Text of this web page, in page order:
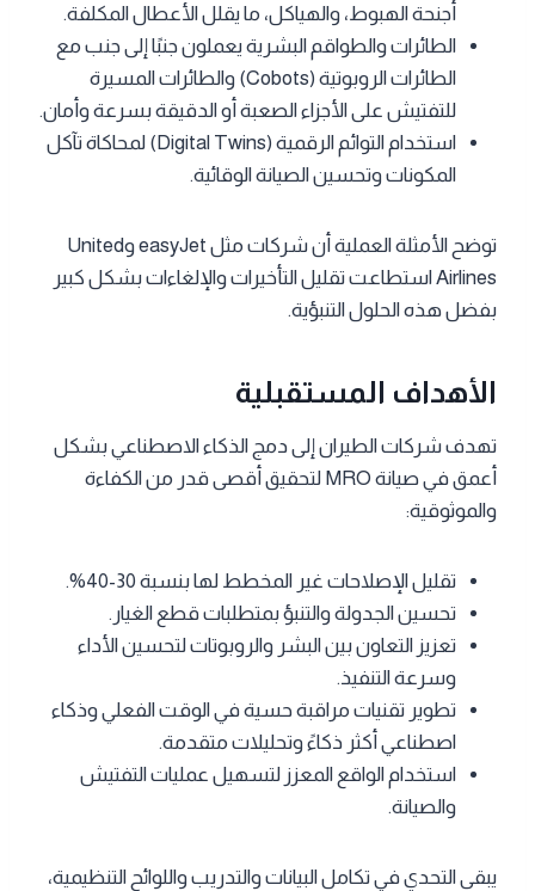
أجنحة الهبوط، والهياكل، ما يقلل الأعطال المكلفة.
الطائرات والطواقم البشرية يعملون جنبًا إلى جنب مع
الطائرات الروبوتية (Cobots) والطائرات المسيرة
للتفتيش على الأجزاء الصعبة أو الدقيقة بسرعة وأمان.
استخدام التوائم الرقمية (Digital Twins) لمحاكاة تآكل
المكونات وتحسين الصيانة الوقائية.
توضح الأمثلة العملية أن شركات مثل easyJet وUnited
Airlines استطاعت تقليل التأخيرات والإلغاءات بشكل كبير
بفضل هذه الحلول التنبؤية.
الأهداف المستقبلية
تهدف شركات الطيران إلى دمج الذكاء الاصطناعي بشكل
أعمق في صيانة MRO لتحقيق أقصى قدر من الكفاءة
والموثوقية:
تقليل الإصلاحات غير المخطط لها بنسبة 30-40%.
تحسين الجدولة والتنبؤ بمتطلبات قطع الغيار.
تعزيز التعاون بين البشر والروبوتات لتحسين الأداء
وسرعة التنفيذ.
تطوير تقنيات مراقبة حسية في الوقت الفعلي وذكاء
اصطناعي أكثر ذكاءً وتحليلات متقدمة.
استخدام الواقع المعزز لتسهيل عمليات التفتيش
والصيانة.
يبقى التحدي في تكامل البيانات والتدريب واللوائح التنظيمية،